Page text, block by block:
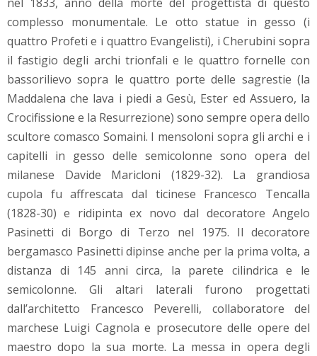
complesso monumentale. Le otto statue in gesso (i
quattro Profeti e i quattro Evangelisti), i Cherubini sopra
il fastigio degli archi trionfali e le quattro fornelle con
bassorilievo sopra le quattro porte delle sagrestie (la
Maddalena che lava i piedi a Gesù, Ester ed Assuero, la
Crocifissione e la Resurrezione) sono sempre opera dello
scultore comasco Somaini. I mensoloni sopra gli archi e i
capitelli in gesso delle semicolonne sono opera del
milanese Davide Maricloni (1829-32). La grandiosa
cupola fu affrescata dal ticinese Francesco Tencalla
(1828-30) e ridipinta ex novo dal decoratore Angelo
Pasinetti di Borgo di Terzo nel 1975. Il decoratore
bergamasco Pasinetti dipinse anche per la prima volta, a
distanza di 145 anni circa, la parete cilindrica e le
semicolonne. Gli altari laterali furono progettati
dall’architetto Francesco Peverelli, collaboratore del
marchese Luigi Cagnola e prosecutore delle opere del
maestro dopo la sua morte. La messa in opera degli